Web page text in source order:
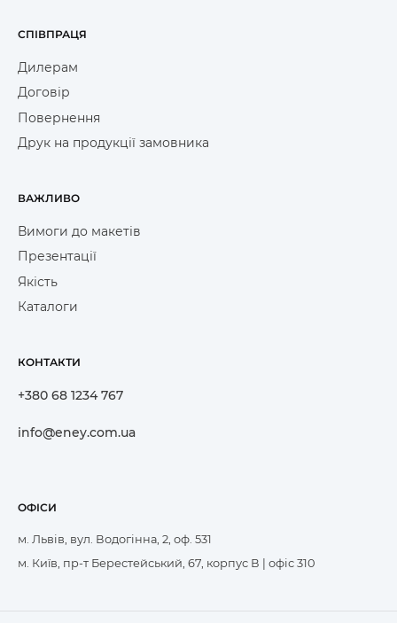
СПІВПРАЦЯ
Дилерам
Договір
Повернення
Друк на продукції замовника
ВАЖЛИВО
Вимоги до макетів
Презентації
Якість
Каталоги
КОНТАКТИ
+380 68 1234 767
info@eney.com.ua
ОФІСИ
м. Львів, вул. Водогінна, 2, оф. 531
м. Київ, пр-т Берестейський, 67, корпус В | офіс 310